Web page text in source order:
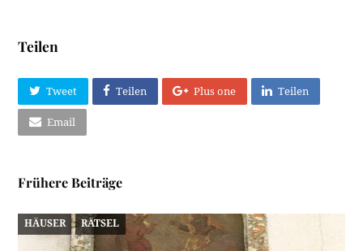
Teilen
Tweet Teilen Plus one Teilen
Email
Frühere Beiträge
HÄUSER RÄTSEL